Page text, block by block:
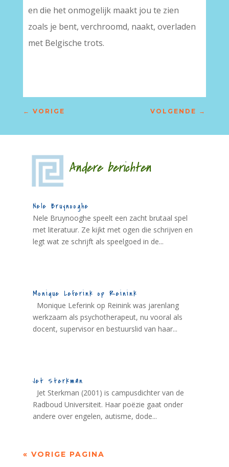
en die het onmogelijk maakt jou te zien
zoals je bent, verchroomd, naakt, overladen
met Belgische trots.
← VORIGE VOLGENDE →
Andere berichten
Nele Bruynooghe
Nele Bruynooghe speelt een zacht brutaal spel
met literatuur. Ze kijkt met ogen die schrijven en
legt wat ze schrijft als speelgoed in de...
Monique Leferink op Reinink
Monique Leferink op Reinink was jarenlang
werkzaam als psychotherapeut, nu vooral als
docent, supervisor en bestuurslid van haar...
Jet Sterkman
Jet Sterkman (2001) is campusdichter van de
Radboud Universiteit. Haar poëzie gaat onder
andere over engelen, autisme, dode...
« VORIGE PAGINA